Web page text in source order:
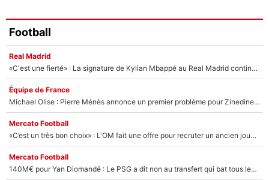
Football
Real Madrid
«C'est une fierté» : La signature de Kylian Mbappé au Real Madrid continue de régaler l'Espagne
Équipe de France
Michael Olise : Pierre Ménès annonce un premier problème pour Zinedine Zidane en équipe de France
Mercato Football
«C’est un très bon choix» : L'OM fait une offre pour recruter un ancien joueur du PSG... et c'est validé dans l'After Foot !
Mercato Football
140M€ pour Yan Diomandé : Le PSG a dit non au transfert qui bat tous les records sur le mercato